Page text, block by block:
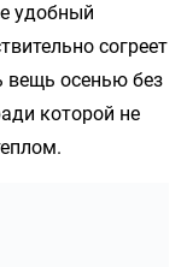
удобный
согреет
вещь осенью без
которой не